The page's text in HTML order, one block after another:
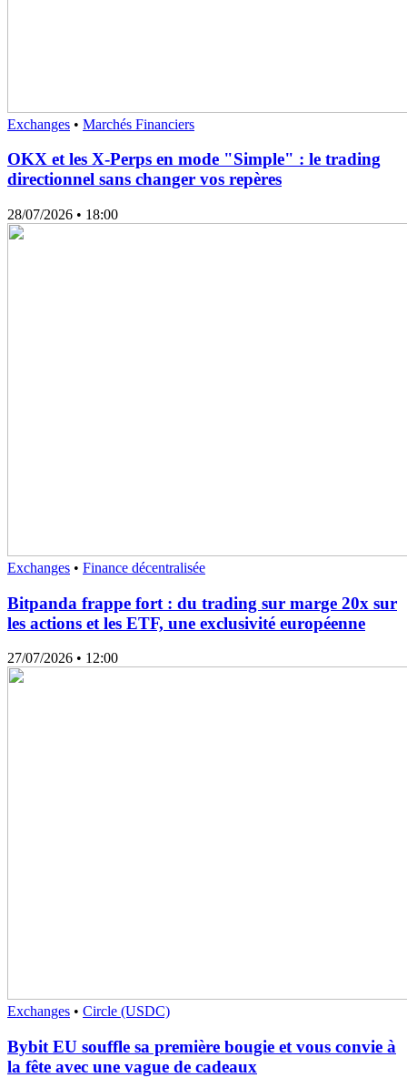
Exchanges • Marchés Financiers
OKX et les X-Perps en mode "Simple" : le trading
directionnel sans changer vos repères
28/07/2026 • 18:00
Exchanges • Finance décentralisée
Bitpanda frappe fort : du trading sur marge 20x sur
les actions et les ETF, une exclusivité européenne
27/07/2026 • 12:00
Exchanges • Circle (USDC)
Bybit EU souffle sa première bougie et vous convie à
la fête avec une vague de cadeaux